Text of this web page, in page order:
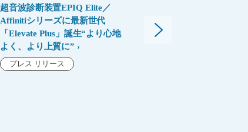
超音波診断装置EPIQ Elite／
Affinitiシリーズに最新世代
「Elevate Plus」誕生“より心地
よく、より上質に”
プレス リリース
が重要なのか